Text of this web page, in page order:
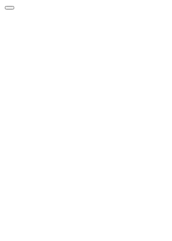
nach: